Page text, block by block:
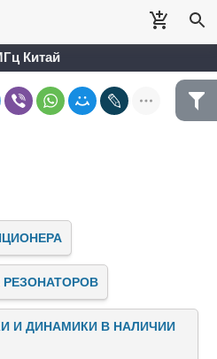
Китай
И ДИНАМИКИ В НАЛИЧИИ